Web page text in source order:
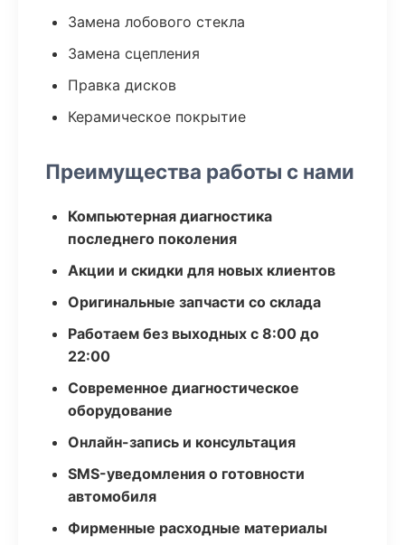
Замена лобового стекла
Замена сцепления
Правка дисков
Керамическое покрытие
Преимущества работы с нами
Компьютерная диагностика
последнего поколения
Акции и скидки для новых клиентов
Оригинальные запчасти со склада
Работаем без выходных с 8:00 до
22:00
Современное диагностическое
оборудование
Онлайн-запись и консультация
SMS-уведомления о готовности
автомобиля
Фирменные расходные материалы